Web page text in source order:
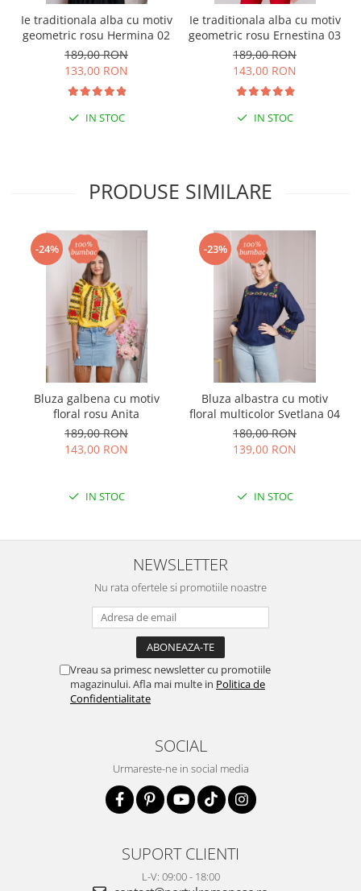
Ie traditionala alba cu motiv
geometric rosu Hermina 02
189,00 RON
133,00 RON
IN STOC
Ie traditionala alba cu motiv
geometric rosu Ernestina 03
189,00 RON
143,00 RON
IN STOC
PRODUSE SIMILARE
-24%
Bluza galbena cu motiv
floral rosu Anita
189,00 RON
143,00 RON
IN STOC
-23%
Bluza albastra cu motiv
floral multicolor Svetlana 04
180,00 RON
139,00 RON
IN STOC
NEWSLETTER
Nu rata ofertele si promotiile noastre
Vreau sa primesc newsletter cu promotiile
magazinului. Afla mai multe in Politica de
Confidentialitate
SOCIAL
Urmareste-ne in social media
SUPORT CLIENTI
L-V: 09:00 - 18:00